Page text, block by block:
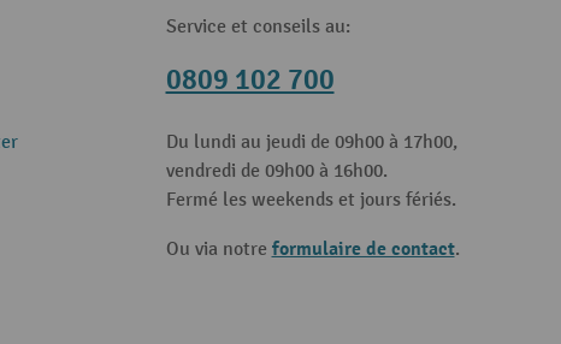
Service et conseils au:
0809 102 700
Du lundi au jeudi de 09h00 à 17h00,
vendredi de 09h00 à 16h00.
Fermé les weekends et jours fériés.
Ou via notre formulaire de contact.